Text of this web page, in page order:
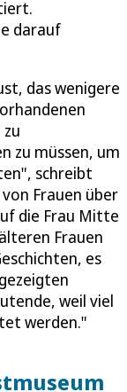
darauf
das wenigere
zu müssen, um
schreibt
Frauen über
die Frau Mitte
Frauen
es
weil viel
werden."